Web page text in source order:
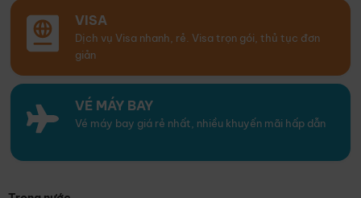
VISA
Dịch vụ Visa nhanh, rẻ. Visa trọn gói, thủ tục đơn
giản
VÉ MÁY BAY
Vé máy bay giá rẻ nhất, nhiều khuyến mãi hấp dẫn